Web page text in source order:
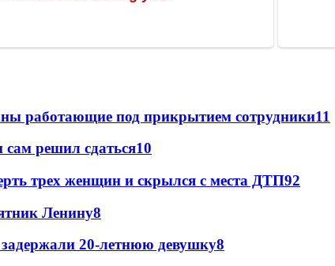
работающие под прикрытием сотрудники11
решил сдаться10
трех женщин и скрылся с места ДТП92
Ленину8
задержали 20-летнюю девушку8